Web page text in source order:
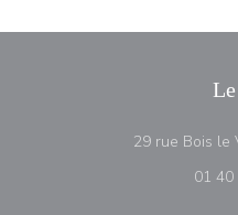
29 rue Bois le
01 40